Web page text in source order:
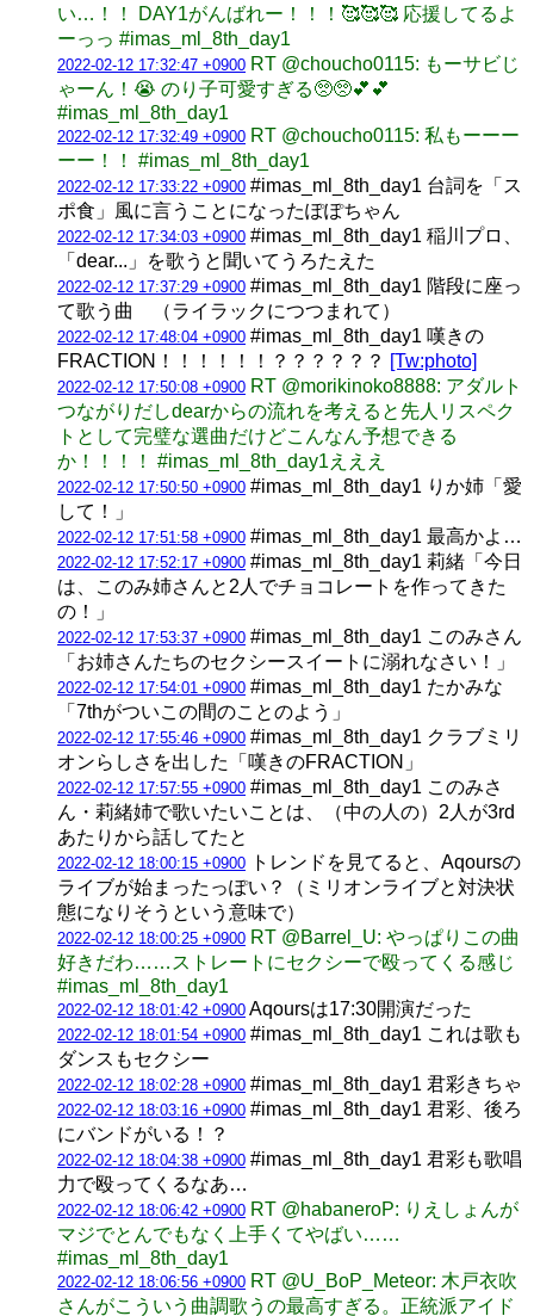
い…！！ DAY1がんばれー！！！🥰🥰🥰 応援してるよ
ーっっ #imas_ml_8th_day1
2022-02-12 17:32:47 +0900 RT @choucho0115: もーサビじ
ゃーん！😭 のり子可愛すぎる🥺🥺💕💕
#imas_ml_8th_day1
2022-02-12 17:32:49 +0900 RT @choucho0115: 私もーーー
ーー！！ #imas_ml_8th_day1
2022-02-12 17:33:22 +0900 #imas_ml_8th_day1 台詞を「ス
ポ食」風に言うことになったぽぽちゃん
2022-02-12 17:34:03 +0900 #imas_ml_8th_day1 稲川プロ、
「dear...」を歌うと聞いてうろたえた
2022-02-12 17:37:29 +0900 #imas_ml_8th_day1 階段に座っ
て歌う曲 （ライラックにつつまれて）
2022-02-12 17:48:04 +0900 #imas_ml_8th_day1 嘆きの
FRACTION！！！！！！？？？？？？ [Tw:photo]
2022-02-12 17:50:08 +0900 RT @morikinoko8888: アダルト
つながりだしdearからの流れを考えると先人リスペク
トとして完璧な選曲だけどこんなん予想できる
か！！！！ #imas_ml_8th_day1えええ
2022-02-12 17:50:50 +0900 #imas_ml_8th_day1 りか姉「愛
して！」
2022-02-12 17:51:58 +0900 #imas_ml_8th_day1 最高かよ…
2022-02-12 17:52:17 +0900 #imas_ml_8th_day1 莉緒「今日
は、このみ姉さんと2人でチョコレートを作ってきた
の！」
2022-02-12 17:53:37 +0900 #imas_ml_8th_day1 このみさん
「お姉さんたちのセクシースイートに溺れなさい！」
2022-02-12 17:54:01 +0900 #imas_ml_8th_day1 たかみな
「7thがついこの間のことのよう」
2022-02-12 17:55:46 +0900 #imas_ml_8th_day1 クラブミリ
オンらしさを出した「嘆きのFRACTION」
2022-02-12 17:57:55 +0900 #imas_ml_8th_day1 このみさ
ん・莉緒姉で歌いたいことは、（中の人の）2人が3rd
あたりから話してたと
2022-02-12 18:00:15 +0900 トレンドを見てると、Aqoursの
ライブが始まったっぽい？（ミリオンライブと対決状
態になりそうという意味で）
2022-02-12 18:00:25 +0900 RT @Barrel_U: やっぱりこの曲
好きだわ……ストレートにセクシーで殴ってくる感じ
#imas_ml_8th_day1
2022-02-12 18:01:42 +0900 Aqoursは17:30開演だった
2022-02-12 18:01:54 +0900 #imas_ml_8th_day1 これは歌も
ダンスもセクシー
2022-02-12 18:02:28 +0900 #imas_ml_8th_day1 君彩きちゃ
2022-02-12 18:03:16 +0900 #imas_ml_8th_day1 君彩、後ろ
にバンドがいる！？
2022-02-12 18:04:38 +0900 #imas_ml_8th_day1 君彩も歌唱
力で殴ってくるなあ…
2022-02-12 18:06:42 +0900 RT @habaneroP: りえしょんが
マジでとんでもなく上手くてやばい……
#imas_ml_8th_day1
2022-02-12 18:06:56 +0900 RT @U_BoP_Meteor: 木戸衣吹
さんがこういう曲調歌うの最高すぎる。正統派アイド